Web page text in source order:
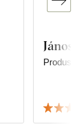
János
Produs